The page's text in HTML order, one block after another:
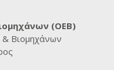
(ΟΕΒ)
Βιομηχάνων